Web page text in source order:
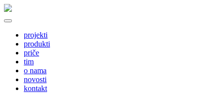
projekti
produkti
priče
tim
o nama
novosti
kontakt